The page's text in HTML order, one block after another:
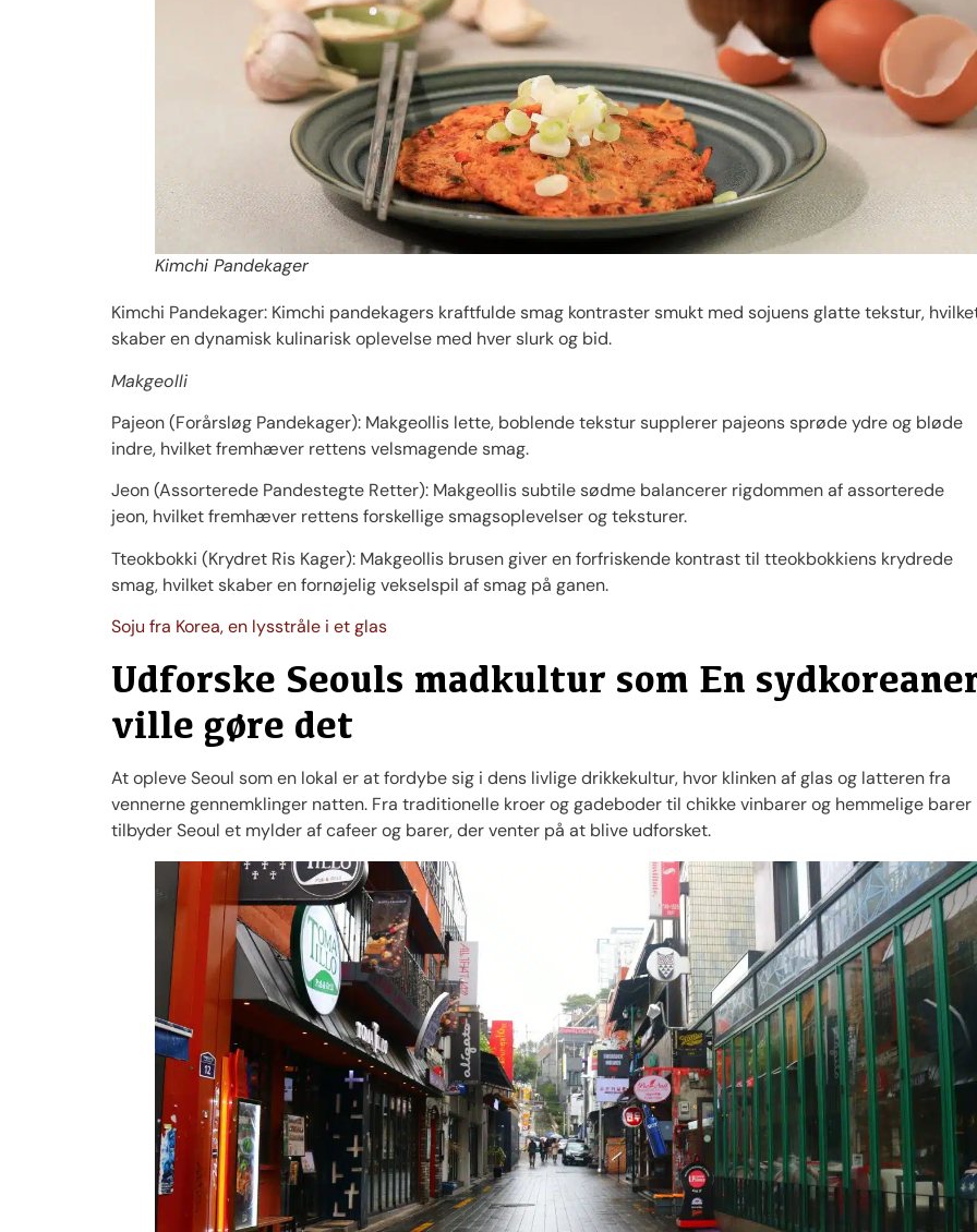
Kimchi Pandekager
Kimchi Pandekager: Kimchi pandekagers kraftfulde smag kontraster smukt med sojuens glatte tekstur,
skaber en dynamisk kulinarisk oplevelse med hver slurk og bid.
Makgeolli
Pajeon (Forårsløg Pandekager): Makgeollis lette, boblende tekstur supplerer pajeons sprøde ydre og bløde
indre, hvilket fremhæver rettens velsmagende smag.
Jeon (Assorterede Pandestegte Retter): Makgeollis subtile sødme balancerer rigdommen af ​​assorterede
jeon, hvilket fremhæver rettens forskellige smagsoplevelser og teksturer.
Tteokbokki (Krydret Ris Kager): Makgeollis brusen giver en forfriskende kontrast til tteokbokkiens krydrede
smag, hvilket skaber en fornøjelig vekselspil af smag på ganen.
Soju fra Korea, en lysstråle i et glas
Udforske Seouls madkultur som En
ville gøre det
At opleve Seoul som en lokal er at fordybe sig i dens livlige drikkekultur, hvor klinken af ​​glas og latteren fra
vennerne gennemklinger natten. Fra traditionelle kroer og gadeboder til chikke vinbarer og hemmelige barer
tilbyder Seoul et mylder af cafeer og barer, der venter på at blive udforsket.